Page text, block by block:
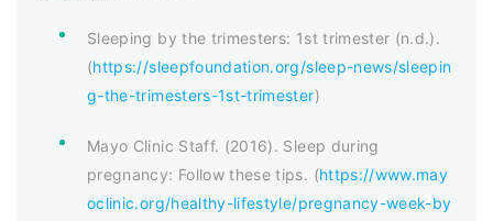
Sleeping by the trimesters: 1st trimester (n.d.).
(https://sleepfoundation.org/sleep-news/sleepin
g-the-trimesters-1st-trimester)
Mayo Clinic Staff. (2016). Sleep during
pregnancy: Follow these tips. (https://www.may
oclinic.org/healthy-lifestyle/pregnancy-week-by